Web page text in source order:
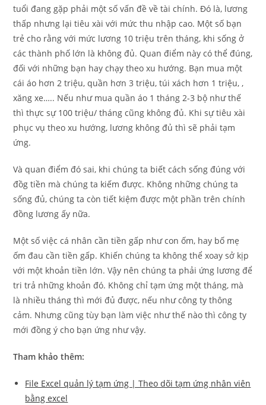
tuổi đang gặp phải một số vấn đề về tài chính. Đó là, lương
thấp nhưng lại tiêu xài với mức thu nhập cao. Một số bạn
trẻ cho rằng với mức lương 10 triệu trên tháng, khi sống ở
các thành phố lớn là không đủ. Quan điểm này có thể đúng,
đối với những bạn hay chạy theo xu hướng. Bạn mua một
cái áo hơn 2 triệu, quần hơn 3 triệu, túi xách hơn 1 triệu, ,
xăng xe….. Nếu như mua quần áo 1 tháng 2-3 bộ như thế
thì thực sự 100 triệu/ tháng cũng không đủ. Khi sự tiêu xài
phục vụ theo xu hướng, lương không đủ thì sẽ phải tạm
ứng.
Và quan điểm đó sai, khi chúng ta biết cách sống đúng với
đồg tiền mà chúng ta kiếm được. Không những chúng ta
sống đủ, chúng ta còn tiết kiệm được một phần trên chính
đồng lương ấy nữa.
Một số việc cá nhân cần tiền gấp như con ốm, hay bố mẹ
ốm đau cần tiền gấp. Khiến chúng ta không thể xoay sở kịp
với một khoản tiền lớn. Vậy nên chúng ta phải ứng lương để
tri trả những khoản đó. Không chỉ tạm ứng một tháng, mà
là nhiều tháng thì mới đủ được, nếu như công ty thông
cảm. Nhưng cũng tùy bạn làm việc như thế nào thì công ty
mới đồng ý cho bạn ứng như vậy.
Tham khảo thêm:
File Excel quản lý tạm ứng | Theo dõi tạm ứng nhân viên
bằng excel